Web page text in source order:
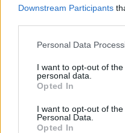
Downstream Participants
Personal Data
I want to opt-out of
personal data.
Opted In
I want to opt-out of
Personal Data.
Opted In